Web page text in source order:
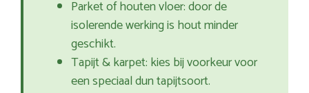
Parket of houten vloer: door de
isolerende werking is hout minder
geschikt.
Tapijt & karpet: kies bij voorkeur voor
een speciaal dun tapijtsoort.